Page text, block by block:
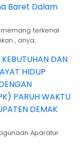
Baret Dalam
terkenal
, anya…
DAN
HIDUP
PARUH WAKTU
DEMAK
Aparatur